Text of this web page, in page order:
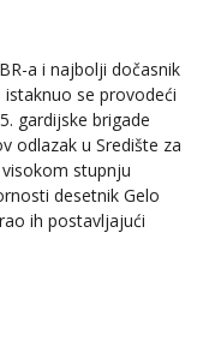
a i najbolji dočasnik
se provodeći
gardijske brigade
odlazak u Središte za
stupnju
desetnik Gelo
ih postavljajući